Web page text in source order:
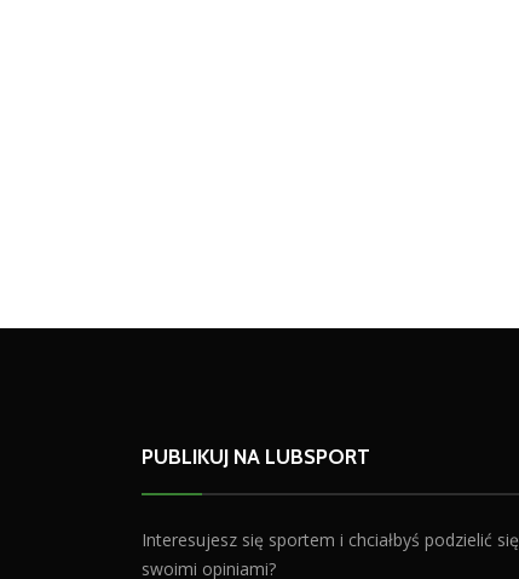
PUBLIKUJ NA LUBSPORT
Interesujesz się sportem i chciałbyś podzielić się
swoimi opiniami?